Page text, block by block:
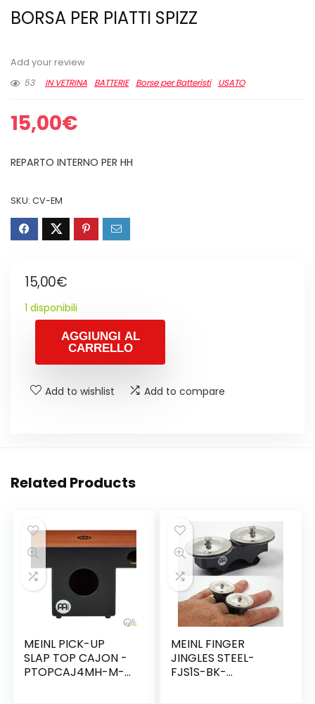
BORSA PER PIATTI SPIZZ
Add your review
53
IN VETRINA BATTERIE Borse per Batteristi USATO
15,00€
REPARTO INTERNO PER HH
SKU: CV-EM
15,00€
1 disponibili
AGGIUNGI AL
CARRELLO
Add to wishlist Add to compare
Related Products
MEINL PICK-UP
SLAP TOP CAJON -
PTOPCAJ4MH-M-
MEINL FINGER
JINGLES STEEL-
FJS1S-BK-